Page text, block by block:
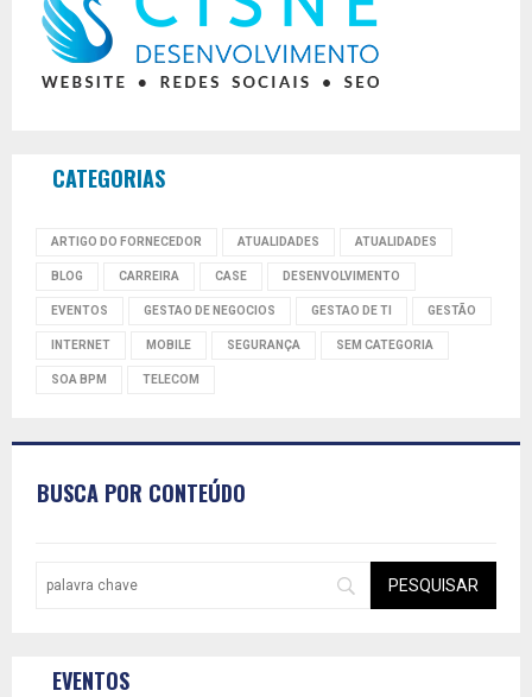
CATEGORIAS
ARTIGO DO FORNECEDOR ATUALIDADES ATUALIDADES
BLOG CARREIRA CASE DESENVOLVIMENTO
EVENTOS GESTAO DE NEGOCIOS GESTAO DE TI GESTÃO
INTERNET MOBILE SEGURANÇA SEM CATEGORIA
SOA BPM TELECOM
BUSCA POR CONTEÚDO
EVENTOS